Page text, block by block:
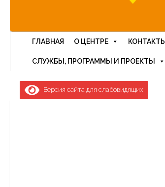
ГЛАВНАЯ О ЦЕНТРЕ КОНТАКТЫ
СЛУЖБЫ, ПРОГРАММЫ И ПРОЕКТЫ
Версия сайта для слабовидящих